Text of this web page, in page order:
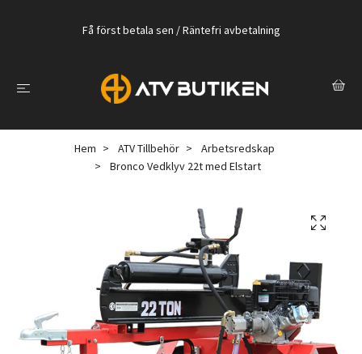
Få först betala sen / Räntefri avbetalning
Hem ATV Tillbehör
Arbetsredskap
Bronco Vedklyv 22t med Elstart